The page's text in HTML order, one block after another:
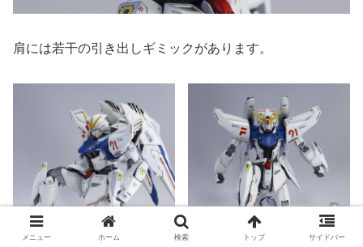
肩には若干の引き出しギミックがあります。
メニュー ホーム 検索 トップ サイドバー